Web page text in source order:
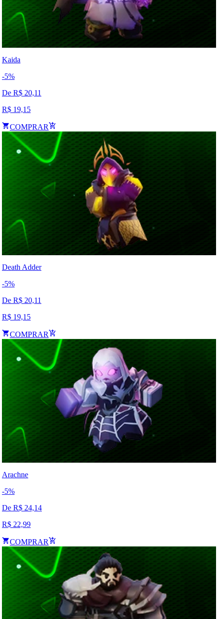
Kaida
-5%
De R$ 20,11
R$ 19,15
COMPRAR
Death Adder
-5%
De R$ 20,11
R$ 19,15
COMPRAR
Arachne
-5%
De R$ 24,14
R$ 22,99
COMPRAR